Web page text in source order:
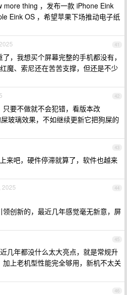
more thing ，发布一款 iPhone Eink
Eink OS ，希望苹果下场推动电子纸
41
，我想买个屏幕完整的手机都没有，
魔、索尼还在苦苦支撑，但还是不少
42
要不做就不会犯错，看版本改
玻璃效果，不如继续更新它把狗屎的
43
来吧，硬件停滞就算了，软件也越来
44
2025
创新的，最近几年感觉毫无新意，屏
45
几年都没什么太大亮点，就是常规升
上老机型性能完全够用，新机不太关
46